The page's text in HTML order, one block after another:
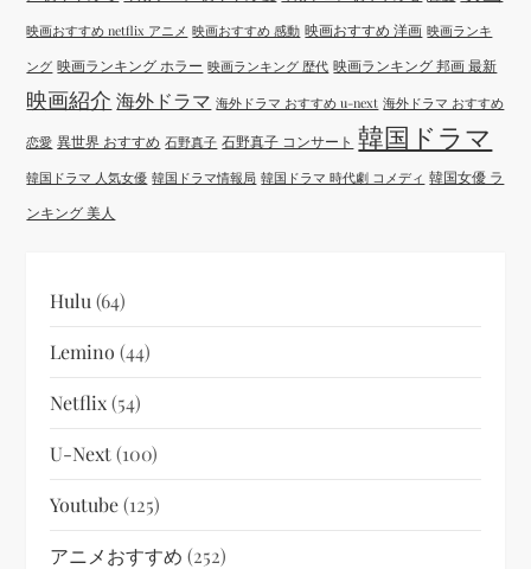
映画おすすめ netflix アニメ 映画おすすめ 感動 映画おすすめ 洋画 映画ランキ
ング 映画ランキング ホラー 映画ランキング 歴代 映画ランキング 邦画 最新
映画紹介 海外ドラマ 海外ドラマ おすすめ u-next 海外ドラマ おすすめ
恋愛 異世界 おすすめ 石野真子 石野真子 コンサート 韓国ドラマ
韓国ドラマ 人気女優 韓国ドラマ情報局 韓国ドラマ 時代劇 コメディ 韓国女優 ラ
ンキング 美人
Hulu (64)
Lemino (44)
Netflix(54)
U-Next(100)
Youtube(125)
アニメおすすめ (252)